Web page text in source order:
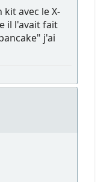
avec le X-
il l'avait fait
j'ai